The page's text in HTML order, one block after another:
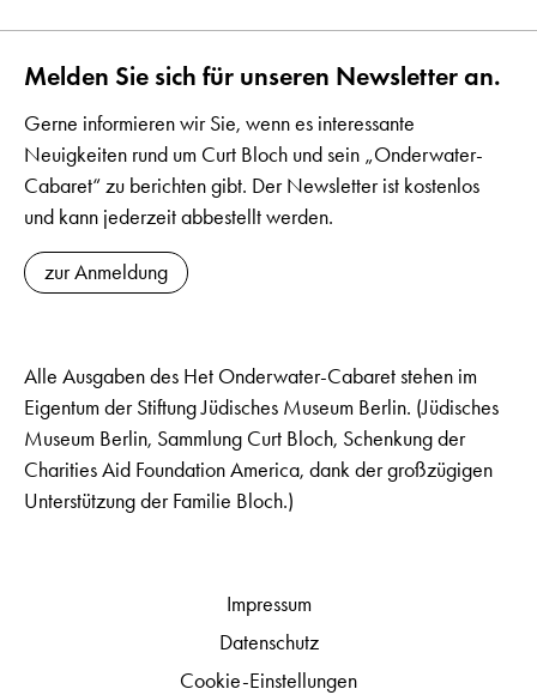
Melden Sie sich für unseren Newsletter an.
Gerne informieren wir Sie, wenn es interessante
Neuigkeiten rund um Curt Bloch und sein „Onderwater-
Cabaret“ zu berichten gibt. Der Newsletter ist kostenlos
und kann jederzeit abbestellt werden.
zur Anmeldung
Alle Ausgaben des Het Onderwater-Cabaret stehen im
Eigentum der Stiftung Jüdisches Museum Berlin. (Jüdisches
Museum Berlin, Sammlung Curt Bloch, Schenkung der
Charities Aid Foundation America, dank der großzügigen
Unterstützung der Familie Bloch.)
Impressum
Datenschutz
Cookie-Einstellungen